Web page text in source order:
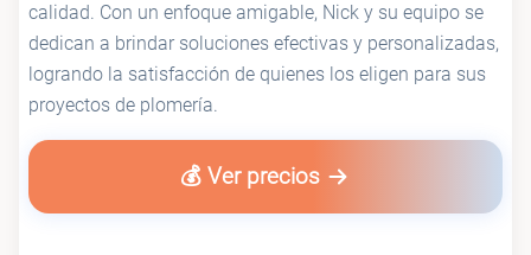
calidad. Con un enfoque amigable, Nick y su equipo se
dedican a brindar soluciones efectivas y personalizadas,
logrando la satisfacción de quienes los eligen para sus
proyectos de plomería.
💰 Ver precios